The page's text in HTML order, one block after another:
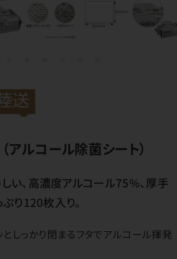
アルコール除菌シート）
い、高濃度アルコール75%、厚手
り120枚入り。
としっかり閉まるフタでアルコール揮発